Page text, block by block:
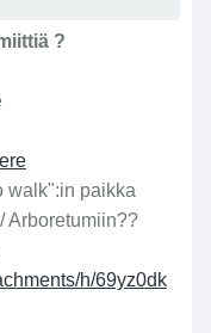
?
walk":in paikka
Arboretumiin??
h/69yz0dk